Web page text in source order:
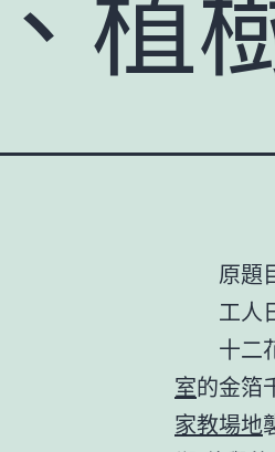
植
原題
工人
十二
室的金箔
家教場地